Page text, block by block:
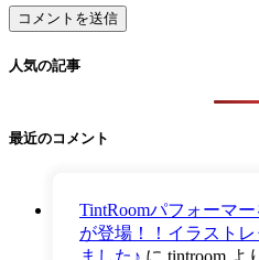
人気の記事
最近のコメント
TintRoomパフォーマ
が登場！！イラスト
ました♪ に tintroom よ